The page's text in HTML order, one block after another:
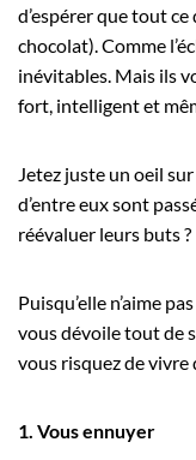
d’espérer que tout
chocolat). Comme
inévitables. Mais ils
fort, intelligent et
Jetez juste un oeil
d’entre eux sont
réévaluer leurs buts ?
Puisqu’elle n’aime
vous dévoile tout de
vous risquez de vivre
1. Vous ennuyer